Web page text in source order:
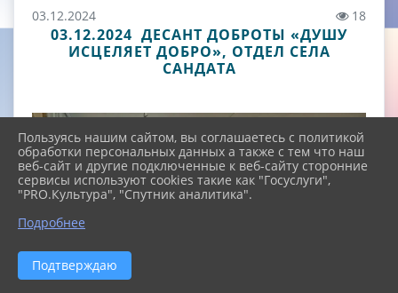
03.12.2024 18
03.12.2024 ДЕСАНТ ДОБРОТЫ «ДУШУ
ИСЦЕЛЯЕТ ДОБРО», ОТДЕЛ СЕЛА
САНДАТА
Пользуясь нашим сайтом, вы соглашаетесь с политикой
обработки персональных данных а также с тем что наш
веб-сайт и другие подключенные к веб-сайту сторонние
сервисы используют cookies такие как "Госуслуги",
"PRO.Культура", "Спутник аналитика".
Подробнее
Подтверждаю